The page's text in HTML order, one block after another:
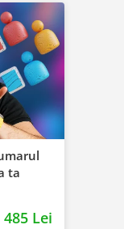
ta
485 Lei